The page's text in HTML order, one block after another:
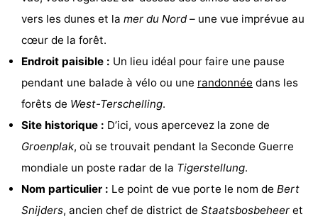
Tjermelân
Hôtels
Last
minutes
Plages
Voir
et
faire
Lieux
d'intérêt
Musées
-
vers les dunes et la mer du Nord– une vue imprévue au
cœur de la forêt.
Endroit paisible : Un lieu idéal pour faire une pause
pendant une balade à vélo ou une randonnée dans les
forêts de West-Terschelling.
Site historique : D’ici, vous apercevez la zone de
Groenplak, où se trouvait pendant la Seconde Guerre
mondiale un poste radar de la Tigerstellung.
Nom particulier : Le point de vue porte le nom de Bert
Snijders, ancien chef de district de Staatsbosbeheer et